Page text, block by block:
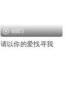
6605
请以你的爱找寻我